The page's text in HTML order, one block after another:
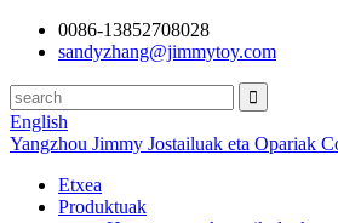
0086-13852708028
sandyzhang@jimmytoy.com
English
Yangzhou Jimmy Jostailuak eta Opariak
Etxea
Produktuak